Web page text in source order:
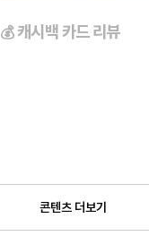
💰캐시백 카드 리뷰
콘텐츠 더보기